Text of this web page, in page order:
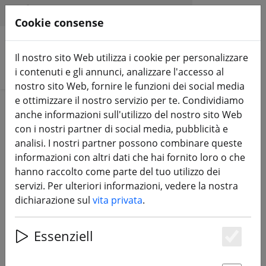
Cerca prodotti
ZURÜCK ZUM BLOG
Lo conoscete già?
Il canale YouTube
di FPV24.com
28.06.22
Cookie consense
Il nostro sito Web utilizza i cookie per personalizzare
i contenuti e gli annunci, analizzare l'accesso al
nostro sito Web, fornire le funzioni dei social media
e ottimizzare il nostro servizio per te. Condividiamo
anche informazioni sull'utilizzo del nostro sito Web
con i nostri partner di social media, pubblicità e
analisi. I nostri partner possono combinare queste
informazioni con altri dati che hai fornito loro o che
hanno raccolto come parte del tuo utilizzo dei
servizi. Per ulteriori informazioni, vedere la nostra
dichiarazione sul vita privata.
Essenziell